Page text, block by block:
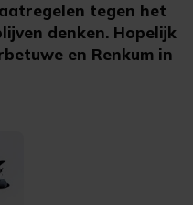
tegen het
denken. Hopelijk
en Renkum in